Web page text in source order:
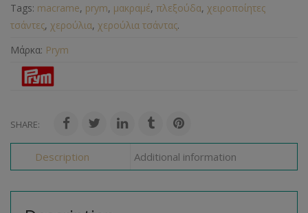
Tags: macrame, prym, μακραμέ, πλεξούδα, χειροποίητες
τσάντες, χερούλια, χερούλια τσάντας.
Μάρκα: Prym
SHARE:
Description Additional information